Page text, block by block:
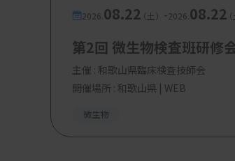
2026. 08.22（土） -2026. 08.22（
第2回 微生物検査班研修
主催 : 和歌山県臨床検査技師会
開催場所 : 和歌山県 | WEB
微生物